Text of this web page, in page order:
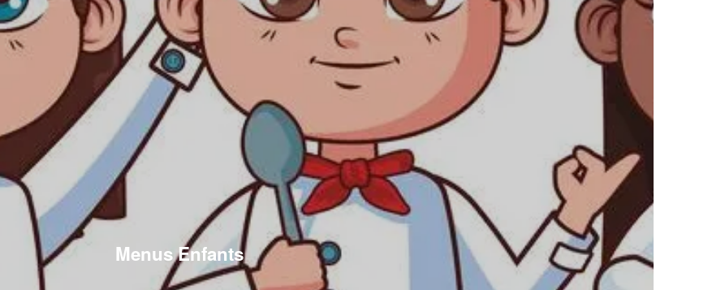
Menus Enfants